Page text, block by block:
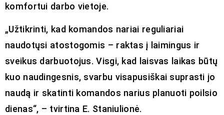
komfortui darbo vietoje.
„Užtikrinti, kad komandos nariai reguliariai
naudotųsi atostogomis – raktas į laimingus ir
sveikus darbuotojus. Visgi, kad laisvas laikas būtų
kuo naudingesnis, svarbu visapusiškai suprasti jo
naudą ir skatinti komandos narius planuoti poilsio
dienas“, – tvirtina E. Staniulionė.